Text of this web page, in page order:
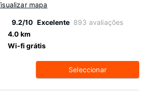
mapa
9.2/10 Excelente 893 avaliações
4.0 km
Wi-fi grátis
Seleccionar